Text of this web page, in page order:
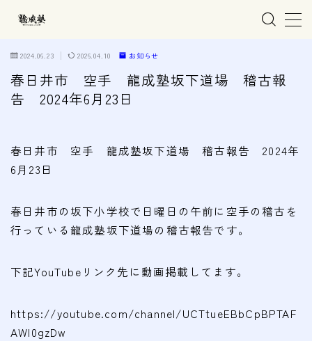
MENU
ホーム
練習会場
名古屋市西区の道場
高蔵寺の道場
会費
2024.06.23 2026.04.10 お知らせ
春日井市 空手 龍成塾坂下道場 稽古報
告 2024年6月23日
春日井市 空手 龍成塾坂下道場 稽古報告 2024年
6月23日
春日井市の坂下小学校で日曜日の午前に空手の稽古を
行っている龍成塾坂下道場の稽古報告​です。
下記YouTubeリンク先に動画掲載してます。
https://youtube.com/channel/UCTtueEBbCpBPTAF
AWI0gzDw